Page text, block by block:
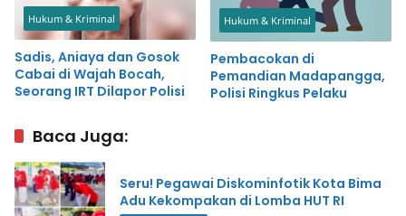
Hukum & Kriminal
Sadis, Aniaya dan Gosok
Cabai di Wajah Bocah,
Seorang IRT Dilapor Polisi
Hukum & Kriminal
Pembacokan di
Pemandian Madapangga,
Polisi Ringkus Pelaku
Baca Juga:
Seru! Pegawai Diskominfotik Kota Bima
Adu Kekompakan di Lomba HUT RI